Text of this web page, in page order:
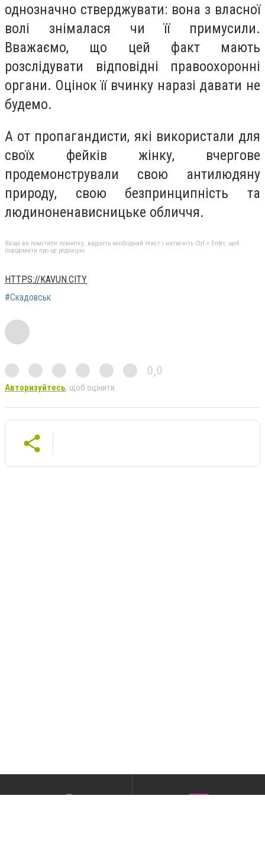
однозначно стверджувати: вона з власної
волі знімалася чи її примусили.
Вважаємо, що цей факт мають
розслідувати відповідні правоохоронні
органи. Оцінок її вчинку наразі давати не
будемо.
А от пропагандисти, які використали для
своїх фейків жінку, вчергове
продемонстрували свою антилюдяну
природу, свою безпринципність та
людиноненависницьке обличчя.
Якщо ви помітили помилку, виділіть необхідний текст і натисніть Ctrl + Enter, щоб
повідомити про це редакцію
HTTPS://KAVUN.CITY
#Скадовськ
0,0
Авторизуйтесь, щоб оцінити